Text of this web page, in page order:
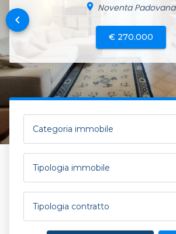
keyboard_arrow_left
location_on Noventa Padovana
€ 270.000
Categoria immobile
Tipologia immobile
Tipologia contratto